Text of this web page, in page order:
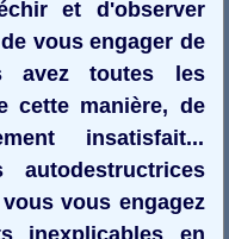
et d'observer
vous engager de
avez toutes les
cette manière, de
insatisfait...
autodestructrices
vous engagez
inexplicables en